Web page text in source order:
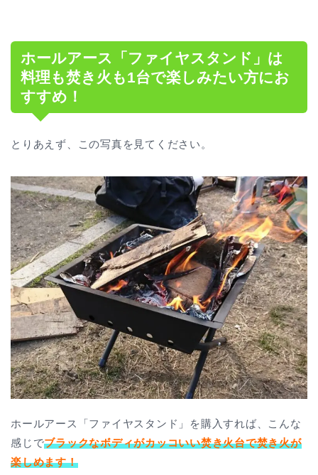
ホールアース「ファイヤスタンド」は
料理も焚き火も1台で楽しみたい方にお
すすめ！
とりあえず、この写真を見てください。
ホールアース「ファイヤスタンド」を購入すれば、こんな
感じでブラックなボディがカッコいい焚き火台で焚き火が
楽しめます！